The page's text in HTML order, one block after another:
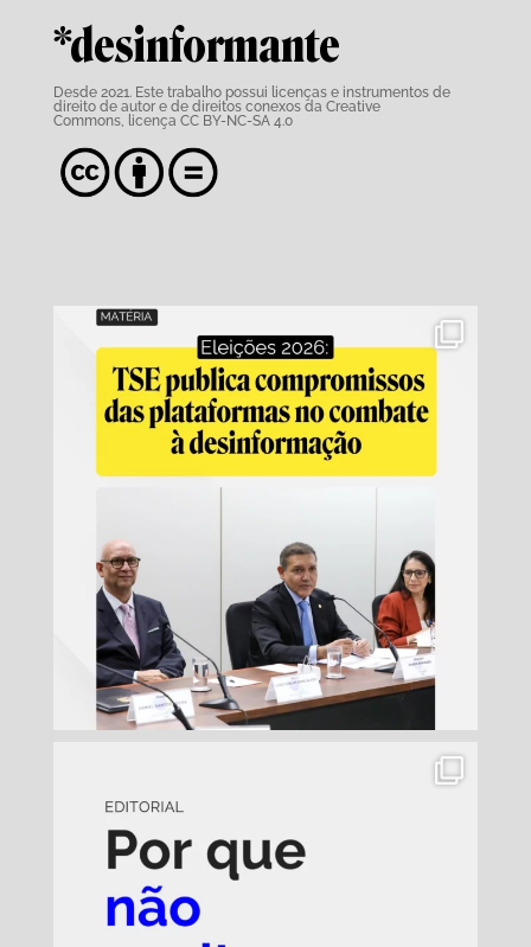
*desinformante
Desde 2021. Este trabalho possui licenças e instrumentos de
direito de autor e de direitos conexos da Creative
Commons, licença CC BY-NC-SA 4.0